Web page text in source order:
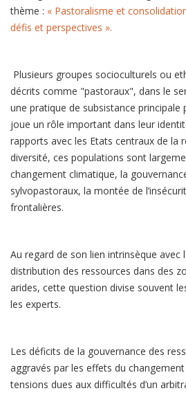
thème : « Pastoralisme et
défis et perspectives ».
Plusieurs groupes socioculturels ou
décrits comme "pastoraux", dans le
une pratique de subsistance principale
joue un rôle important dans leur
rapports avec les Etats centraux de la
diversité, ces populations sont
changement climatique, la
sylvopastoraux, la montée de
frontalières.
Au regard de son lien intrinsèque avec
distribution des ressources dans des
arides, cette question divise souvent
les experts.
Les déficits de la gouvernance des
aggravés par les effets du
tensions dues aux difficultés d’un